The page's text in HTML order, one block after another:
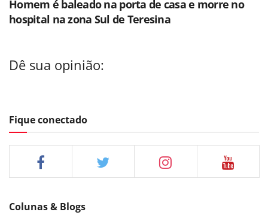
Homem é baleado na porta de casa e morre no
hospital na zona Sul de Teresina
Dê sua opinião:
Fique conectado
Colunas & Blogs